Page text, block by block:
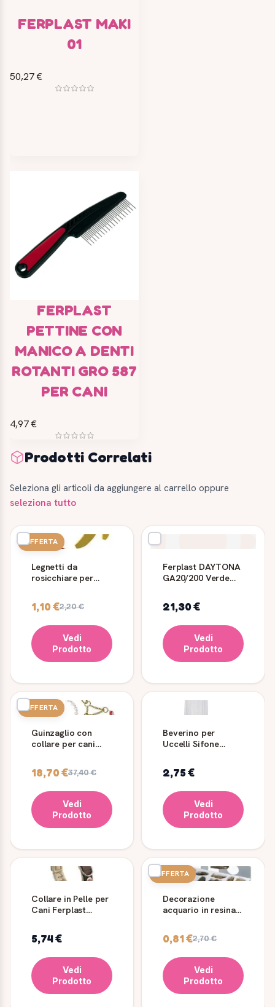
FERPLAST MAKI
01
50,27 €
FERPLAST
PETTINE CON
MANICO A DENTI
ROTANTI GRO 587
PER CANI
4,97 €
Prodotti Correlati
Seleziona gli articoli da aggiungere al carrello oppure
seleziona tutto
OFFERTA
Legnetti da
rosicchiare per
1,10 €2,20 €
Vedi
Prodotto
Ferplast DAYTONA
GA20/200 Verde
per Cani
21,30 €
Vedi
Prodotto
OFFERTA
Guinzaglio con
collare per cani
18,70 €37,40 €
Vedi
Prodotto
Beverino per
Uccelli Sifone
2,75 €
Vedi
Prodotto
Collare in Pelle per
Cani Ferplast
5,74 €
Vedi
Prodotto
OFFERTA
Decorazione
acquario in resina
0,81 €2,70 €
Vedi
Prodotto